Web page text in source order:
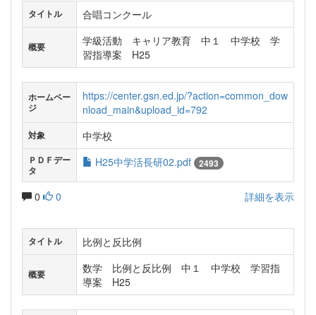
タイトル 合唱コンクール
概要
学級活動 キャリア教育 中１ 中学校 学
習指導案 H25
ホームペー
ジ
https://center.gsn.ed.jp/?action=common_dow
nload_main&upload_id=792
対象 中学校
ＰＤＦデー
タ
H25中学活長研02.pdf 2493
0 0 詳細を表示
タイトル 比例と反比例
概要
数学 比例と反比例 中１ 中学校 学習指
導案 H25